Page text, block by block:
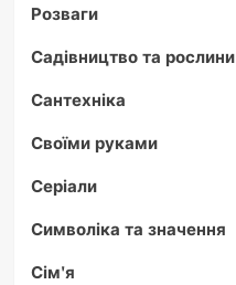
Розваги
Садівництво та рослини
Сантехніка
Своїми руками
Серіали
Символіка та значення
Сім'я